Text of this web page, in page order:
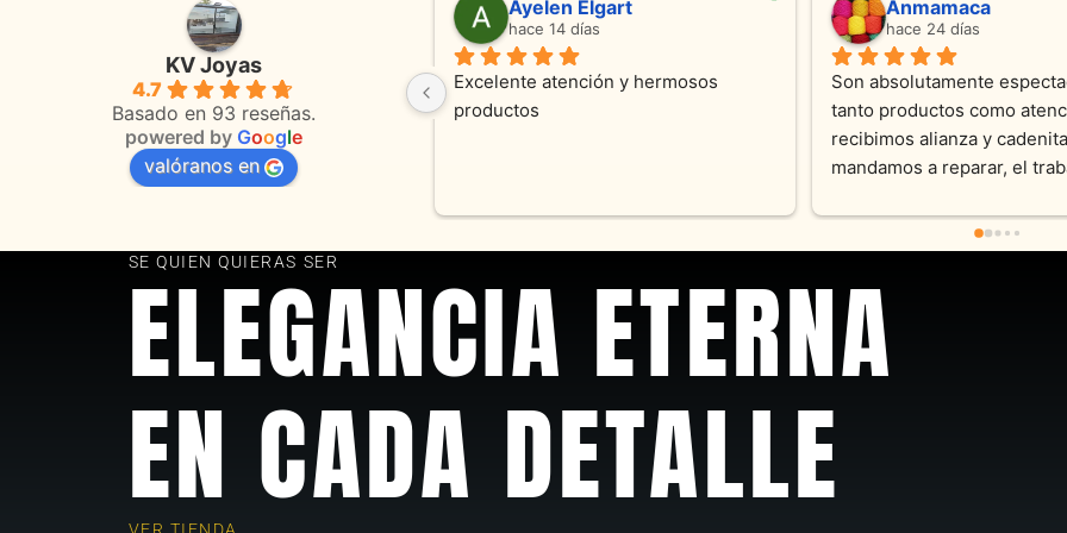
KV Joyas
4.7
Basado en 93 reseñas.
powered by Google
valóranos en
Adriana Ghisoli
hace 3 meses
Muy buena atención, con amabilidad y
orientaciones convenientes
Sandra Ramos
hace 4 meses
Excelente atención !!!!!Nos asesoraron
en todo momento con dedicación.
Laura A
hace 5 meses
Desde el inicio soy clienta
Joyas y siempre muy
sus productos. Una Belleza
pieza y siempre satisfecha
recomendable
SE QUIEN QUIERAS SER
ELEGANCIA ETERNA
EN CADA DETALLE
VER TIENDA